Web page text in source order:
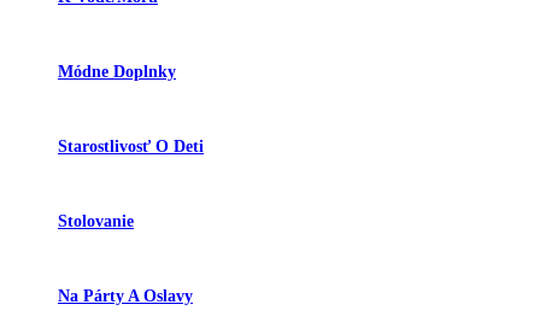
Módne Doplnky
Starostlivosť O Deti
Stolovanie
Na Párty A Oslavy